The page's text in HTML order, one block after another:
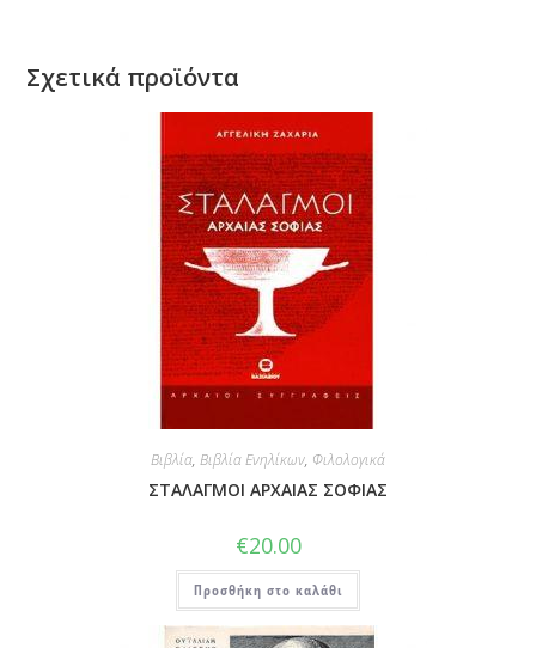
Σχετικά προϊόντα
Βιβλία, Βιβλία Ενηλίκων, Φιλολογικά
ΣΤΑΛΑΓΜΟΙ ΑΡΧΑΙΑΣ ΣΟΦΙΑΣ
€20.00
Προσθήκη στο καλάθι